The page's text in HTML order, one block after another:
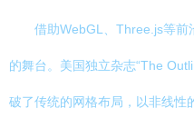
借助WebGL、Three.js等前
的舞台。美国独立杂志“The
破了传统的网格布局，以非线性